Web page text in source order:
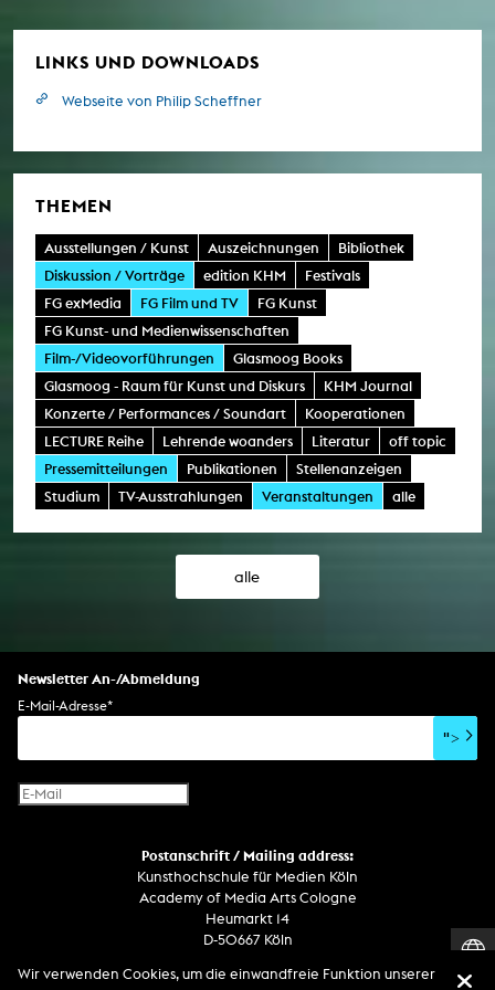
LINKS UND DOWNLOADS
Webseite von Philip Scheffner
THEMEN
Ausstellungen / Kunst Auszeichnungen
Bibliothek
Diskussion / Vorträge
edition KHM
Festivals
FG exMedia
FG Film und TV
FG Kunst
FG Kunst- und Medienwissenschaften
Film-/Videovorführungen
Glasmoog Books
Glasmoog - Raum für Kunst und Diskurs
KHM Journal
Konzerte / Performances / Soundart
Kooperationen
LECTURE Reihe
Lehrende woanders Literatur
off topic
Pressemitteilungen
Publikationen
Stellenanzeigen
Studium
TV-Ausstrahlungen Veranstaltungen alle
alle
Newsletter An-/Abmeldung
E-Mail-Adresse*
">
Postanschrift / Mailing address:
Kunsthochschule für Medien Köln
Academy of Media Arts Cologne
Heumarkt 14
D-50667 Köln
Telefon
Wir verwenden Cookies, um die einwandfreie Funktion unserer